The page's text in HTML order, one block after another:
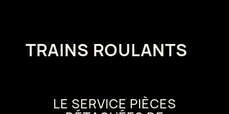
TRAINS ROULANTS
LE SERVICE PIÈCES